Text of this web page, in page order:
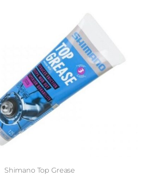
Shimano Top Grease